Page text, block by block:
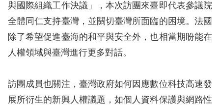
人
權
資
料
無
與國際組織工作決議」，本次訪團來臺即代表參議院
全體同仁支持臺灣，並關切臺灣所面臨的困境。法國
除了希望促進臺海的和平與安全外，也相當期盼能在
人權領域與臺灣進行更多對話。
訪團成員也關注，臺灣政府如何因應數位科技高速發
展所衍生的新興人權議題，如個人資料保護與網路性